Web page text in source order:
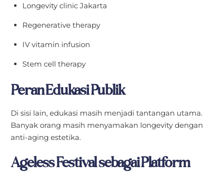
Longevity clinic Jakarta
Regenerative therapy
IV vitamin infusion
Stem cell therapy
Peran Edukasi Publik
Di sisi lain, edukasi masih menjadi tantangan utama.
Banyak orang masih menyamakan longevity dengan
anti-aging estetika.
Ageless Festival sebagai Platform